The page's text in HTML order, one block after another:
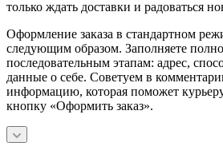
только ждать доставки и радоваться
Оформление заказа в стандартном
следующим образом. Заполняете
последовательным этапам: адрес,
данные о себе. Советуем в
информацию, которая поможет
кнопку «Оформить заказ».